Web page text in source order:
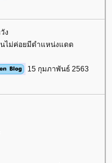
ง
นไม่ค่อยมีตำแหน่งแดด
15 กุมภาพันธ์ 2563